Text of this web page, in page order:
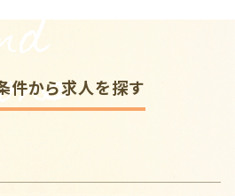
件から求人を探す